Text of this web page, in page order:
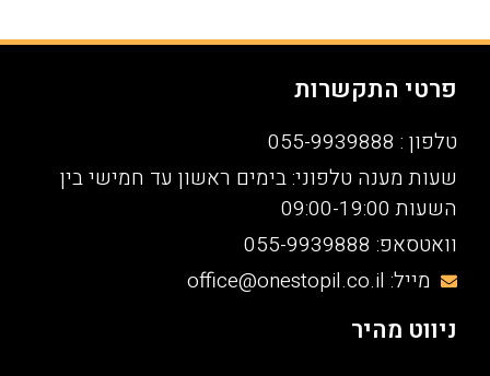
פרטי התקשרות
טלפון : 055-9939888
שעות מענה טלפוני: בימים ראשון עד חמישי בין
השעות 09:00-19:00
וואטסאפ: 055-9939888
מייל: office@onestopil.co.il
ניווט מהיר